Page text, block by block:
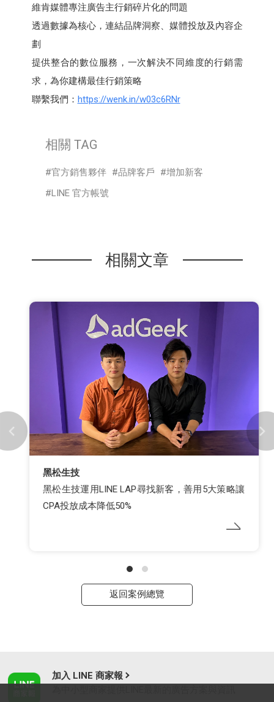
維肯媒體專注廣告主行銷碎片化的問題
透過數據為核心，連結品牌洞察、媒體投放及內容企
劃
提供整合的數位服務，一次解決不同維度的行銷需
求，為你建構最佳行銷策略
聯繫我們： https://wenk.in/w03c6RNr
相關 TAG
官方銷售夥伴 品牌客戶
增加新客
LINE 官方帳號
相關文章
黑松生技
黑松生技運用LINE LAP尋找新客，善用5大策略讓
CPA投放成本降低50%
返回案例總覽
加入 LINE 商家報